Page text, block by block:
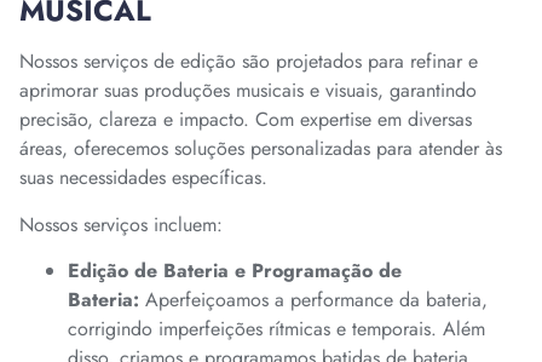
MUSICAL
Nossos serviços de edição são projetados para refinar e
aprimorar suas produções musicais e visuais, garantindo
precisão, clareza e impacto. Com expertise em diversas
áreas, oferecemos soluções personalizadas para atender às
suas necessidades específicas.
Nossos serviços incluem:
Edição de Bateria e Programação de
Bateria: Aperfeiçoamos a performance da bateria,
corrigindo imperfeições rítmicas e temporais. Além